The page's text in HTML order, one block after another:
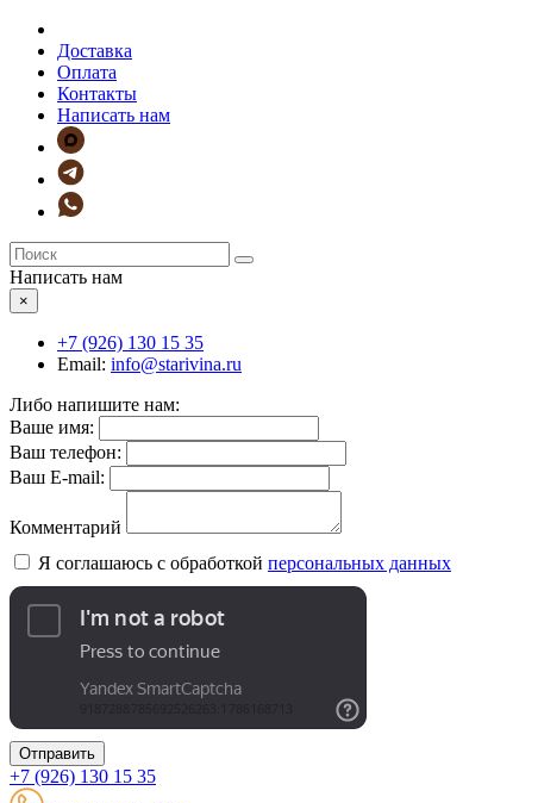
Доставка
Оплата
Контакты
Написать нам
Написать нам
×
+7 (926) 130 15 35
Email: info@starivina.ru
Либо напишите нам:
Ваше имя:
Ваш телефон:
Ваш E-mail:
Комментарий
Я соглашаюсь с обработкой персональных данных
Отправить
+7 (926) 130 15 35